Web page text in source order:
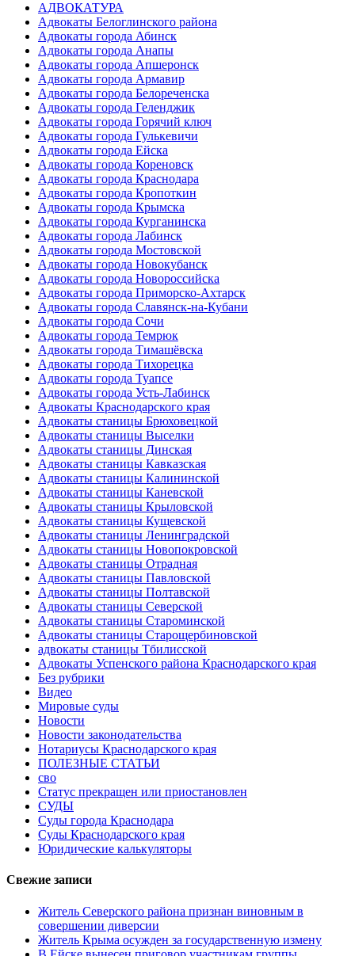
АДВОКАТУРА
Адвокаты Белоглинского района
Адвокаты города Абинск
Адвокаты города Анапы
Адвокаты города Апшеронск
Адвокаты города Армавир
Адвокаты города Белореченска
Адвокаты города Геленджик
Адвокаты города Горячий ключ
Адвокаты города Гулькевичи
Адвокаты города Ейска
Адвокаты города Кореновск
Адвокаты города Краснодара
Адвокаты города Кропоткин
Адвокаты города Крымска
Адвокаты города Курганинска
Адвокаты города Лабинск
Адвокаты города Мостовской
Адвокаты города Новокубанск
Адвокаты города Новороссийска
Адвокаты города Приморско-Ахтарск
Адвокаты города Славянск-на-Кубани
Адвокаты города Сочи
Адвокаты города Темрюк
Адвокаты города Тимашёвска
Адвокаты города Тихорецка
Адвокаты города Туапсе
Адвокаты города Усть-Лабинск
Адвокаты Краснодарского края
Адвокаты станицы Брюховецкой
Адвокаты станицы Выселки
Адвокаты станицы Динская
Адвокаты станицы Кавказская
Адвокаты станицы Калининской
Адвокаты станицы Каневской
Адвокаты станицы Крыловской
Адвокаты станицы Кущевской
Адвокаты станицы Ленинградской
Адвокаты станицы Новопокровской
Адвокаты станицы Отрадная
Адвокаты станицы Павловской
Адвокаты станицы Полтавской
Адвокаты станицы Северской
Адвокаты станицы Староминской
Адвокаты станицы Старощербиновской
адвокаты станицы Тбилисской
Адвокаты Успенского района Краснодарского края
Без рубрики
Видео
Мировые суды
Новости
Новости законодательства
Нотариусы Краснодарского края
ПОЛЕЗНЫЕ СТАТЬИ
сво
Статус прекращен или приостановлен
СУДЫ
Суды города Краснодара
Суды Краснодарского края
Юридические калькуляторы
Свежие записи
Житель Северского района признан виновным в
совершении диверсии
Житель Крыма осужден за государственную измену